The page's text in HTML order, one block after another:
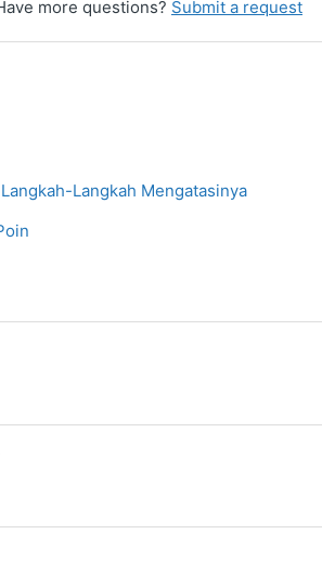
more questions? Submit a request
Langkah Mengatasinya